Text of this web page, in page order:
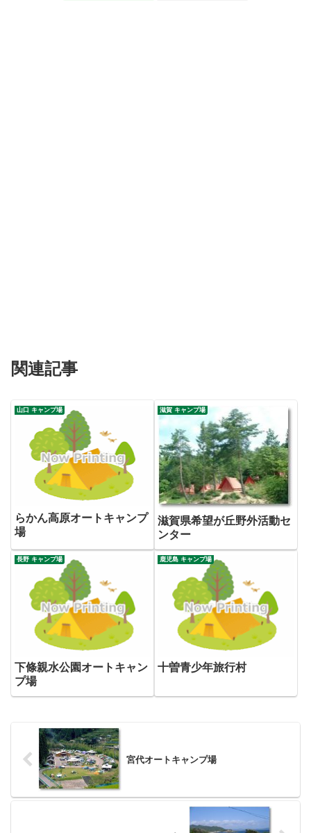
関連記事
山口 キャンプ場
らかん高原オートキャンプ
場
滋賀 キャンプ場
滋賀県希望が丘野外活動セ
ンター
長野 キャンプ場
下條親水公園オートキャン
プ場
鹿児島 キャンプ場
十曽青少年旅行村
宮代オートキャンプ場